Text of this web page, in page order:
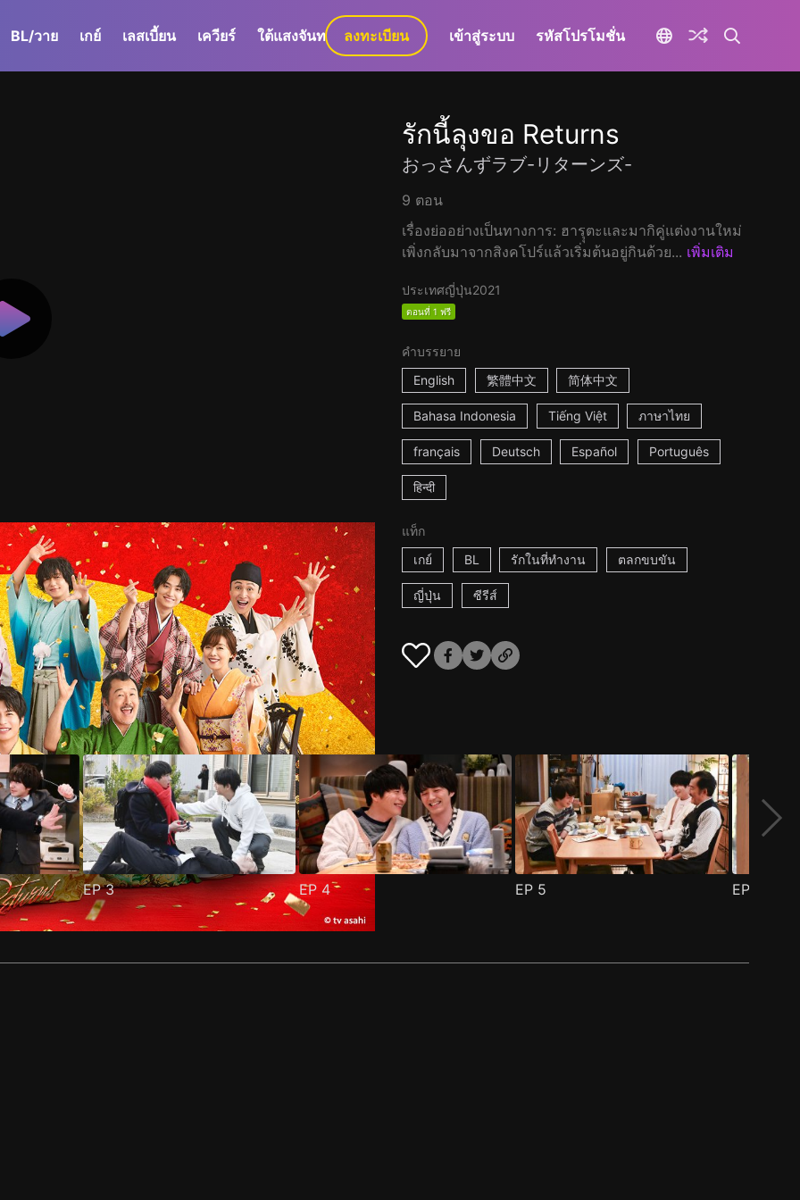
BL/วาย เกย์ เลสเบี้ยน เควียร์ ใต้แสงจันทร์ GaLa+
ลงทะเบียน เข้าสู่ระบบ รหัสโปรโมชั่น
รักนี้ลุงขอ Returns
おっさんずラブ-リターンズ-
9 ตอน
เรื่องย่ออย่างเป็นทางการ: ฮารุุตะและมากิคู่แต่งงานใหม่
เพิ่งกลับมาจากสิงคโปร์แล้วเริ่มต้นอยู่กินด้วย... เพิ่มเติม
ประเทศญี่ปุ่น2021
ตอนที่ 1 ฟรี
คำบรรยาย
English
繁體中文 简体中文
Bahasa Indonesia Tiếng Việt ภาษาไทย
français Deutsch Español Português
हिन्दी
แท็ก
เกย์
BL รักในที่ทำงาน ตลกขบขัน
ญี่ปุ่น ซีรีส์
EP3 EP 4 EP 5 EP